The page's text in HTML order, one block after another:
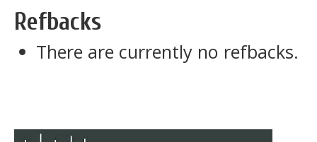
Refbacks
There are currently no refbacks.